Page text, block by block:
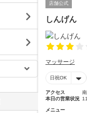
店舗公式
しんげん
マッサージ
日祝OK
アクセス
本日の営業状況
メニュー